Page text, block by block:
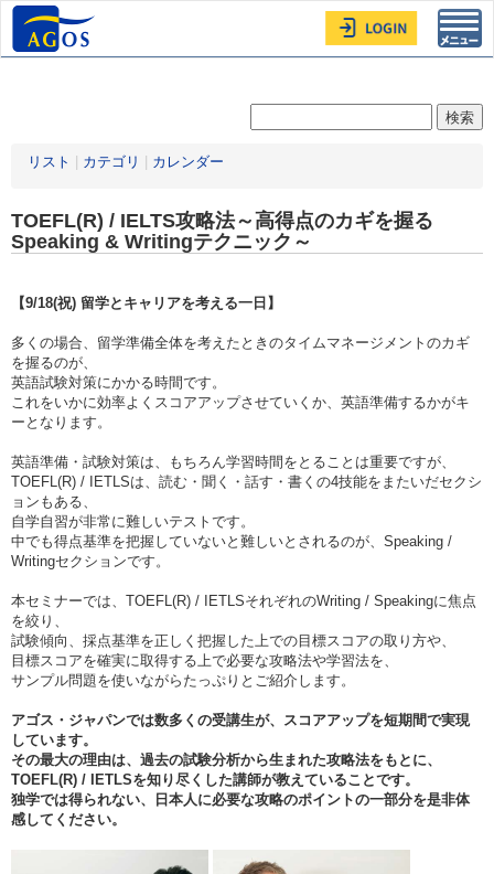
リスト カテゴリ カレンダー
TOEFL(R) / IELTS攻略法～高得点のカギを握る
Speaking & Writingテクニック～
【9/18(祝) 留学とキャリアを考える一日】
多くの場合、留学準備全体を考えたときのタイムマネージメントのカギ
を握るのが、
英語試験対策にかかる時間です。
これをいかに効率よくスコアアップさせていくか、英語準備するかがキ
ーとなります。
英語準備・試験対策は、もちろん学習時間をとることは重要ですが、
TOEFL(R) / IETLSは、読む・聞く・話す・書くの4技能をまたいだセクシ
ョンもある、
自学自習が非常に難しいテストです。
中でも得点基準を把握していないと難しいとされるのが、Speaking /
Writingセクションです。
本セミナーでは、TOEFL(R) / IETLSそれぞれのWriting / Speakingに焦点
を絞り、
試験傾向、採点基準を正しく把握した上での目標スコアの取り方や、
目標スコアを確実に取得する上で必要な攻略法や学習法を、
サンプル問題を使いながらたっぷりとご紹介します。
アゴス・ジャパンでは数多くの受講生が、スコアアップを短期間で実現
しています。
その最大の理由は、過去の試験分析から生まれた攻略法をもとに、
TOEFL(R) / IETLSを知り尽くした講師が教えていることです。
独学では得られない、日本人に必要な攻略のポイントの一部分を是非体
感してください。